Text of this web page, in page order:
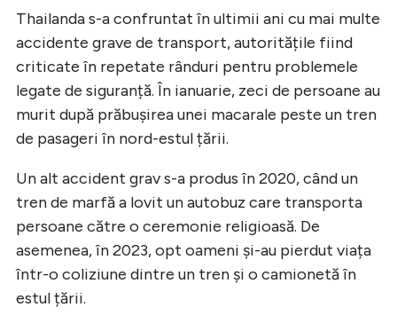
Thailanda s-a confruntat în ultimii ani cu mai multe
accidente grave de transport, autoritățile fiind
criticate în repetate rânduri pentru problemele
legate de siguranță. În ianuarie, zeci de persoane au
murit după prăbușirea unei macarale peste un tren
de pasageri în nord-estul țării.
Un alt accident grav s-a produs în 2020, când un
tren de marfă a lovit un autobuz care transporta
persoane către o ceremonie religioasă. De
asemenea, în 2023, opt oameni și-au pierdut viața
într-o coliziune dintre un tren și o camionetă în
estul țării.